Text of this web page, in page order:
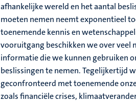
afhankelijke wereld en het aantal
moeten nemen neemt exponentieel
toenemende kennis en
vooruitgang beschikken we over veel
informatie die we kunnen gebruiken
beslissingen te nemen. Tegelijkertijd
geconfronteerd met toenemende
zoals financiële crises,